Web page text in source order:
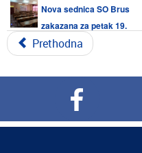
19. juna 2026. VIDEO
Nova sednica SO Brus
zakazana za petak 19.
jun 2026.Prethodna